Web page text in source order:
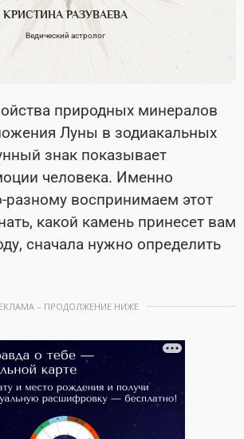
КРИСТИНА РАЗУВАЕВА
Ведический астролог
природных минералов
Луны в зодиакальных
знак показывает
человека. Именно
воспринимаем этот
какой камень принесет вам
сначала нужно определить
– ПРОДОЛЖЕНИЕ НИЖЕ